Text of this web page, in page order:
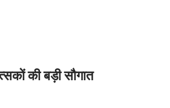
की बड़ी सौगात